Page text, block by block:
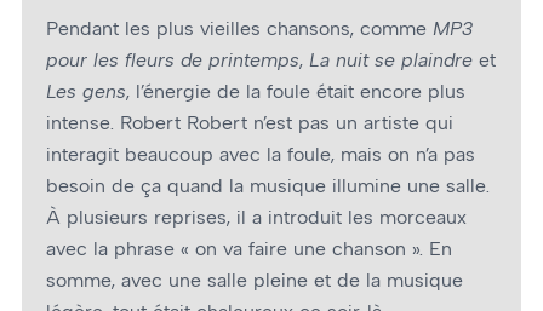
Pendant les plus vieilles chansons, comme MP3
pour les fleurs de printemps, La nuit se plaindre et
Les gens, l’énergie de la foule était encore plus
intense. Robert Robert n’est pas un artiste qui
interagit beaucoup avec la foule, mais on n’a pas
besoin de ça quand la musique illumine une salle.
À plusieurs reprises, il a introduit les morceaux
avec la phrase « on va faire une chanson ». En
somme, avec une salle pleine et de la musique